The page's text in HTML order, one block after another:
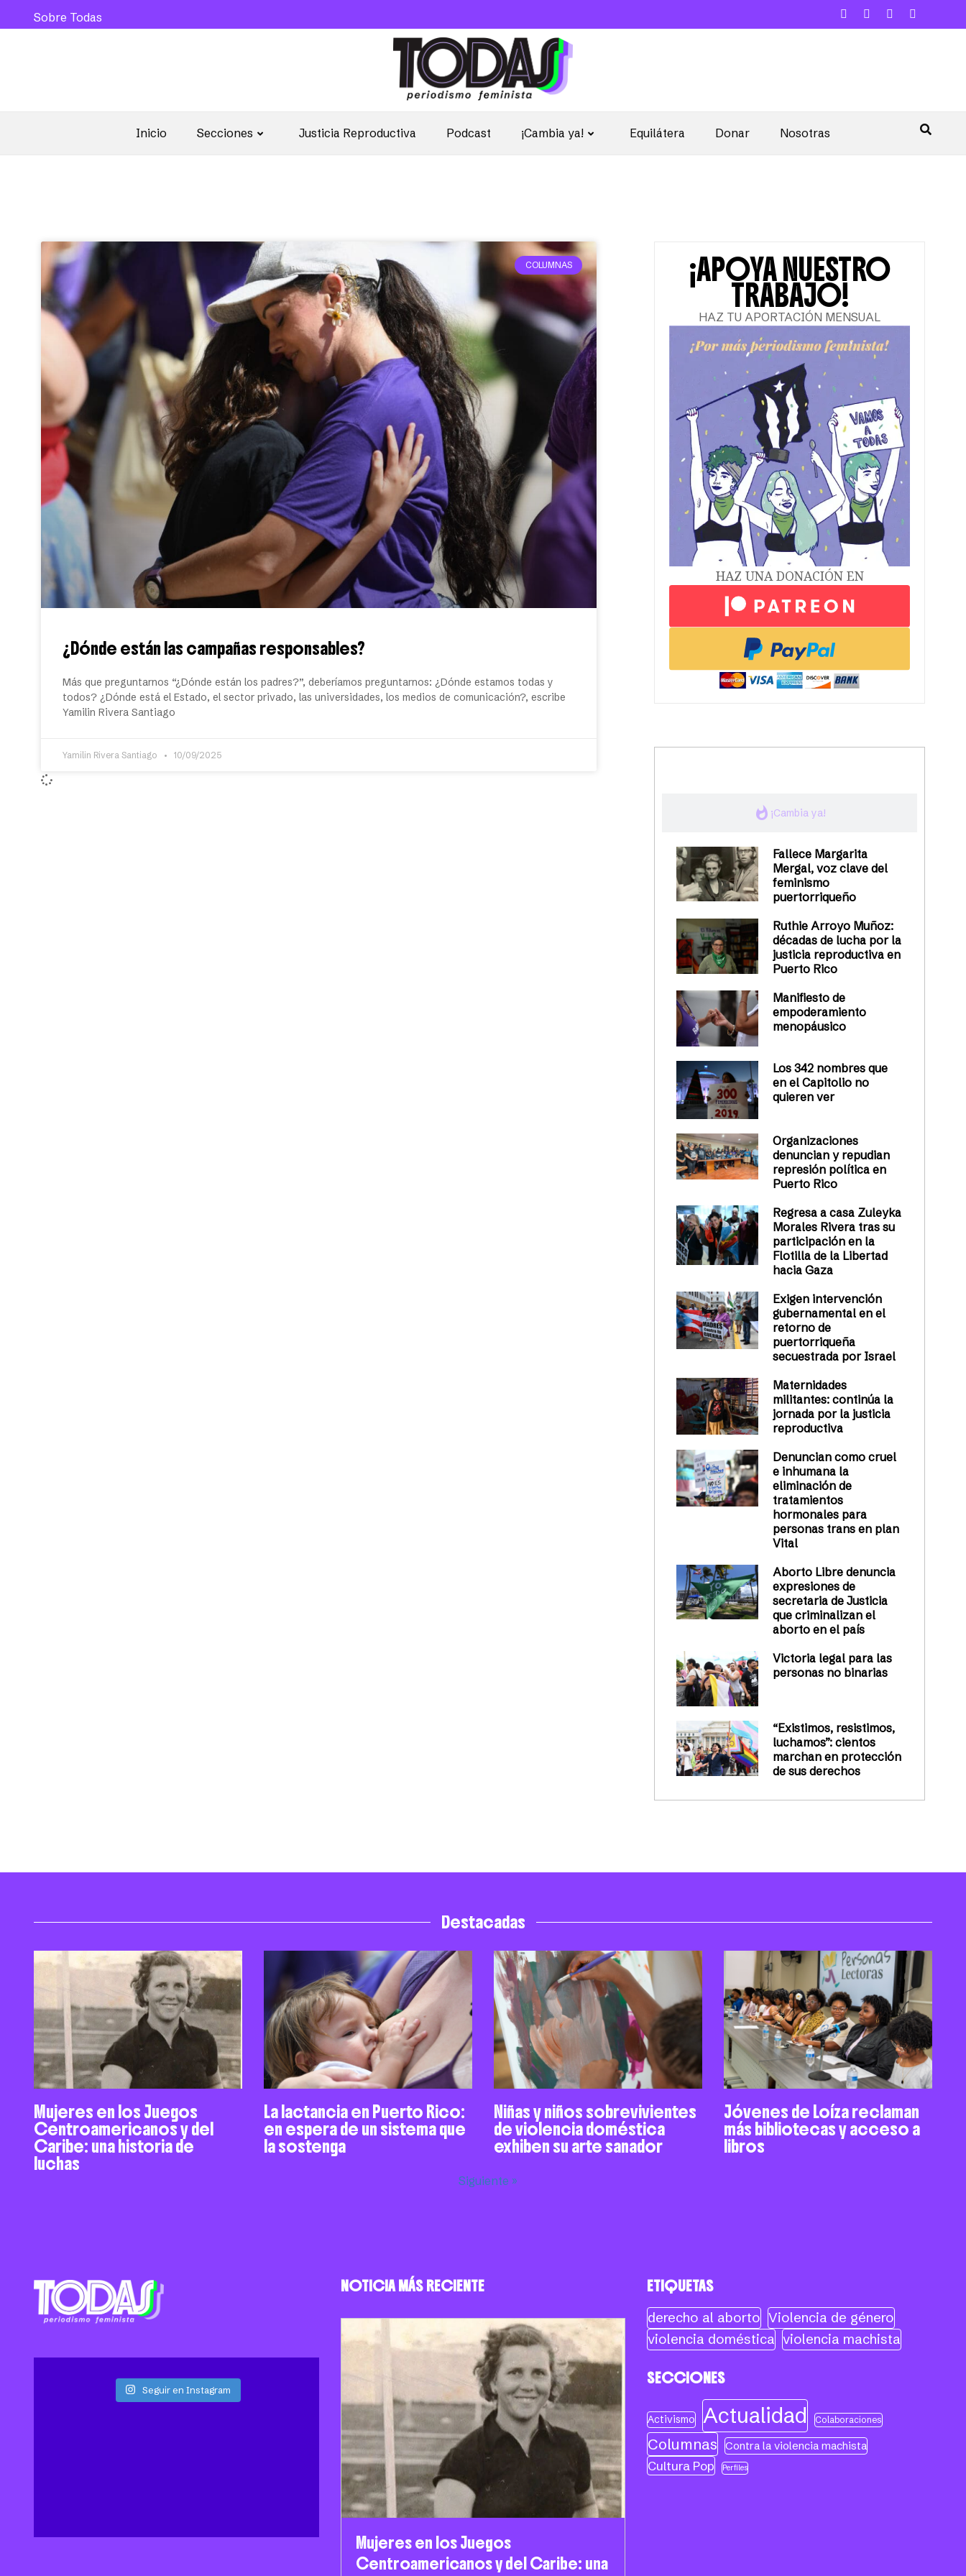
Inicio Secciones Justicia Reproductiva Podcast ¡Cambia ya! Equilátera Donar Nosotras
Sobre Todas
COLUMNAS
¿Dónde están las campañas responsables?
Más que preguntarnos “¿Dónde están los padres?”, deberíamos preguntarnos: ¿Dónde estamos todas y
todos? ¿Dónde está el Estado, el sector privado, las universidades, los medios de comunicación?, escribe
Yamilin Rivera Santiago
Yamilin Rivera Santiago 10/09/2025
¡APOYA NUESTRO
TRABAJO!
HAZ TU APORTACIÓN MENSUAL
HAZ UNA DONACIÓN EN
whatshot ¡Cambia ya!
Fallece Margarita
Mergal, voz clave del
feminismo
puertorriqueño
Ruthie Arroyo Muñoz:
décadas de lucha por la
justicia reproductiva en
Puerto Rico
Manifiesto de
empoderamiento
menopáusico
Los 342 nombres que
en el Capitolio no
quieren ver
Organizaciones
denuncian y repudian
represión política en
Puerto Rico
Regresa a casa Zuleyka
Morales Rivera tras su
participación en la
Flotilla de la Libertad
hacia Gaza
Exigen intervención
gubernamental en el
retorno de
puertorriqueña
secuestrada por Israel
Maternidades
militantes: continúa la
jornada por la justicia
reproductiva
Denuncian como cruel
e inhumana la
eliminación de
tratamientos
hormonales para
personas trans en plan
Vital
Aborto Libre denuncia
expresiones de
secretaria de Justicia
que criminalizan el
aborto en el país
Victoria legal para las
personas no binarias
“Existimos, resistimos,
luchamos”: cientos
marchan en protección
de sus derechos
Destacadas
Mujeres en los Juegos
Centroamericanos y del
Caribe: una historia de
luchas
La lactancia en Puerto Rico:
en espera de un sistema que
la sostenga
Niñas y niños sobrevivientes
de violencia doméstica
exhiben su arte sanador
Jóvenes de Loíza reclaman
más bibliotecas y acceso a
libros
Siguiente »
Seguir en Instagram
NOTICIA MÁS RECIENTE
Mujeres en los Juegos
Centroamericanos y del Caribe: una
ETIQUETAS
derecho al aborto Violencia de género
violencia doméstica violencia machista
SECCIONES
Activismo Actualidad Colaboraciones
Columnas Contra la violencia machista
Cultura Pop Perfiles